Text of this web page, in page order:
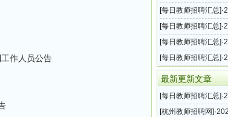
作人员公告
息汇总（30条）
[每日教师招聘汇总]·
息汇总（62条）
[每日教师招聘汇总]·
息汇总（20条）
[每日教师招聘汇总]·
息汇总（86条）
[每日教师招聘汇总]·
息汇总（63条）
最新更新文章
[每日教师招聘汇总]·
息汇总（49条）
[杭州教师招聘网]·